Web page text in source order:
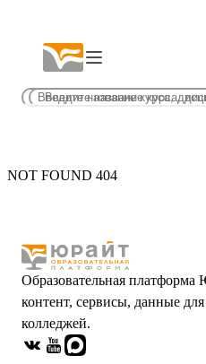
NOT FOUND 404
Образовательная
контент, сервисы, данные
колледжей.